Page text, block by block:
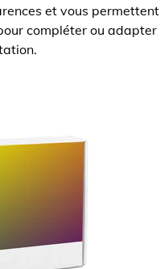
et vous permettent
compléter ou adapter